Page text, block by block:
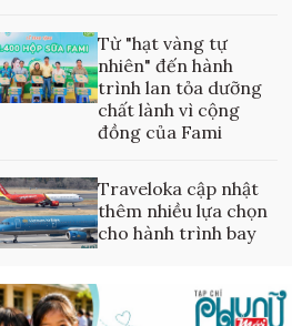
Từ "hạt vàng tự
nhiên" đến hành
trình lan tỏa dưỡng
chất lành vì cộng
đồng của Fami
Traveloka cập nhật
thêm nhiều lựa chọn
cho hành trình bay